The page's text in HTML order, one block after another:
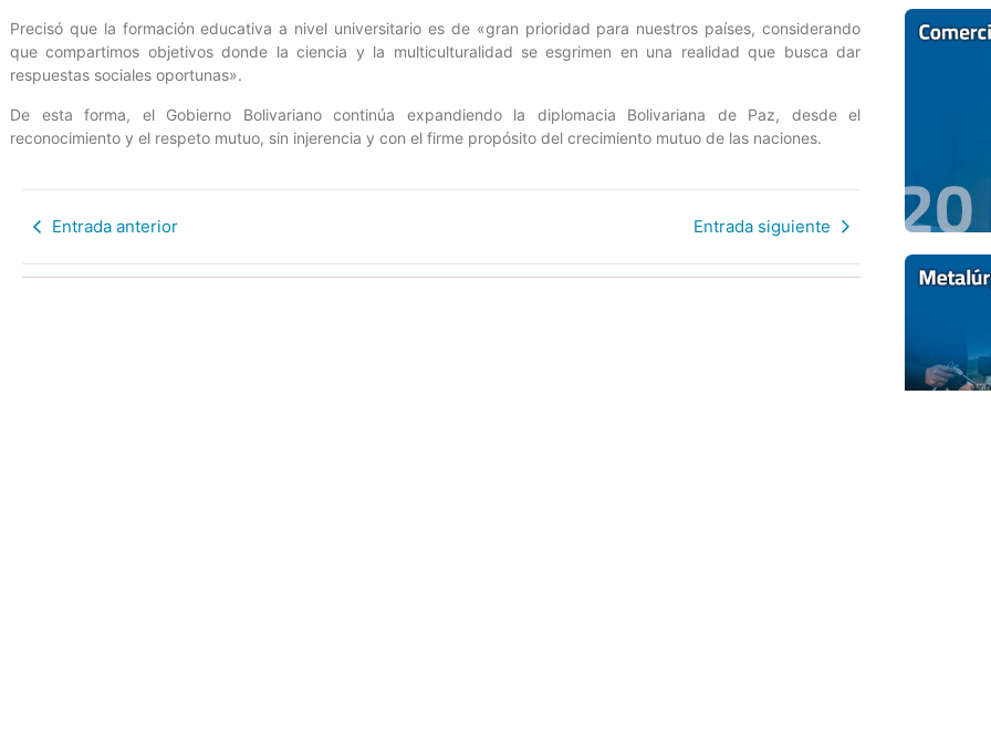
Precisó que la formación educativa a nivel universitario es de «gran prioridad para nuestros países, considerando
que compartimos objetivos donde la ciencia y la multiculturalidad se esgrimen en una realidad que busca dar
respuestas sociales oportunas».
De esta forma, el Gobierno Bolivariano continúa expandiendo la diplomacia Bolivariana de Paz, desde el
reconocimiento y el respeto mutuo, sin injerencia y con el firme propósito del crecimiento mutuo de las naciones.
Entrada anterior Entrada siguiente